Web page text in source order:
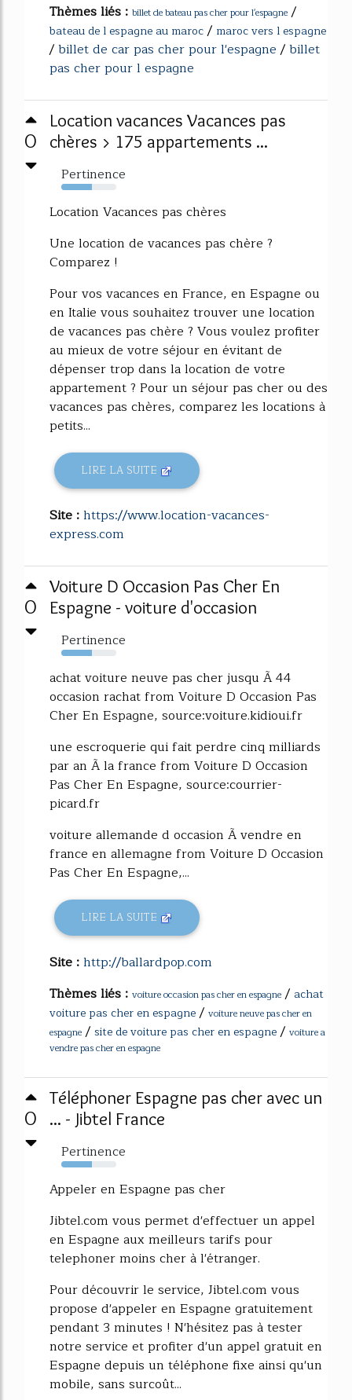
Thèmes liés : billet de bateau pas cher pour l'espagne /
bateau de l espagne au maroc/ maroc vers l espagne
/billet de car pas cher pour l'espagne/billet
pas cher pour l espagne
0
Location vacances Vacances pas
chères > 175 appartements ...
Pertinence
56%
Location Vacances pas chères
Une location de vacances pas chère ?
Comparez !
Pour vos vacances en France, en Espagne ou
en Italie vous souhaitez trouver une location
de vacances pas chère ? Vous voulez profiter
au mieux de votre séjour en évitant de
dépenser trop dans la location de votre
appartement ? Pour un séjour pas cher ou des
vacances pas chères, comparez les locations à
petits...
LIRE LA SUITE
Site :https://www.location-vacances-
express.com
0
Voiture D Occasion Pas Cher En
Espagne - voiture d'occasion
Pertinence
56%
achat voiture neuve pas cher jusqu Ã 44
occasion rachat from Voiture D Occasion Pas
Cher En Espagne, source:voiture.kidioui.fr
une escroquerie qui fait perdre cinq milliards
par an Ã la france from Voiture D Occasion
Pas Cher En Espagne, source:courrier-
picard.fr
voiture allemande d occasion Ã vendre en
france en allemagne from Voiture D Occasion
Pas Cher En Espagne,...
LIRE LA SUITE
Site :http://ballardpop.com
Thèmes liés : voiture occasion pas cher en espagne / achat
voiture pas cher en espagne/ voiture neuve pas cher en
espagne / site de voiture pas cher en espagne/ voiture a
vendre pas cher en espagne
0
Téléphoner Espagne pas cher avec un
... - Jibtel France
Pertinence
56%
Appeler en Espagne pas cher
Jibtel.com vous permet d'effectuer un appel
en Espagne aux meilleurs tarifs pour
telephoner moins cher à l'étranger.
Pour découvrir le service, Jibtel.com vous
propose d'appeler en Espagne gratuitement
pendant 3 minutes ! N'hésitez pas à tester
notre service et profiter d'un appel gratuit en
Espagne depuis un téléphone fixe ainsi qu'un
mobile, sans surcoût...